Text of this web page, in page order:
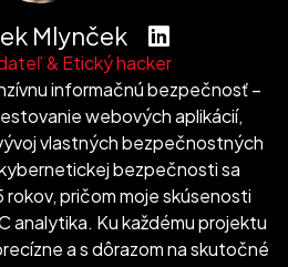
Mlynček
& Etický hacker
informačnú bezpečnosť –
webových aplikácií,
vlastných bezpečnostných
bezpečnosti sa
rokov, pričom moje skúsenosti
analytika. Ku každému projektu
a s dôrazom na skutočné